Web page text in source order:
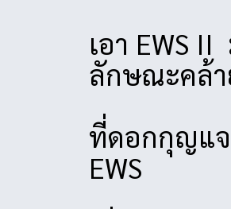
เอา EWS
ลักษณะคล้
ที่ดอกกุญแจ
EWS